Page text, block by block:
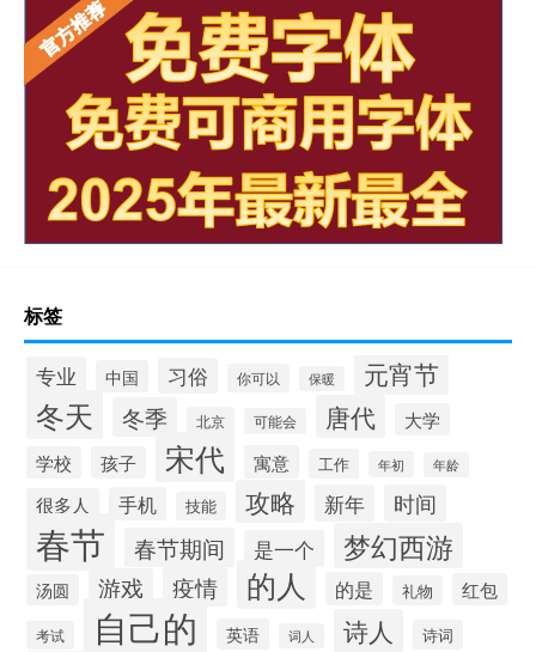
标签
专业 中国 习俗 你可以 保暖 元宵节
冬天 冬季 北京 可能会 唐代
大学
学校
孩子 宋代 寓意 工作 年初 年龄
很多人 手机 技能 攻略 新年 时间
春节 春节期间 是一个 梦幻西游
汤圆 游戏 疫情 的人 的是 礼物 红包
考试 自己的 英语 词人 诗人 诗词